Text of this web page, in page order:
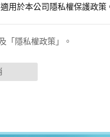
用於本公司隱私權保護政策
瀏覽器、瀏覽及點選資料
、性別、行業等相關資料
「隱私權政策」。